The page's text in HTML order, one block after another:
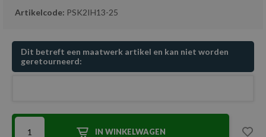
Artikelcode: PSK2IH13-25
Dit betreft een maatwerk artikel en kan niet worden
geretourneerd:
IN WINKELWAGEN